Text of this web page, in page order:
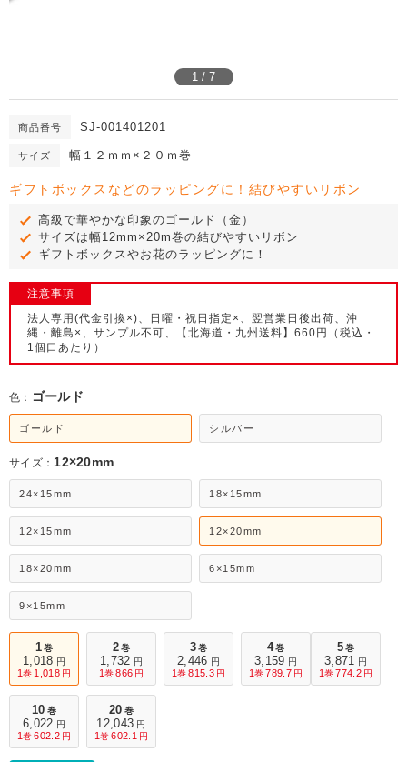
1 / 7
商品番号 SJ-001401201
サイズ 幅１２ｍｍ×２０ｍ巻
ギフトボックスなどのラッピングに！結びやすいリボン
高級で華やかな印象のゴールド（金）
サイズは幅12mm×20m巻の結びやすいリボン
ギフトボックスやお花のラッピングに！
注意事項
法人専用(代金引換×)、日曜・祝日指定×、翌営業日後出荷、沖
縄・離島×、サンプル不可、【北海道・九州送料】660円（税込・
1個口あたり）
色： ゴールド
ゴールド シルバー
サイズ： 12×20mm
24×15mm 18×15mm
12×15mm 12×20mm
18×20mm 6×15mm
9×15mm
1巻
1,018 円
1巻 1,018 円
2巻
1,732 円
1巻 866 円
3巻
2,446 円
1巻 815.3 円
4巻
3,159 円
1巻 789.7 円
5巻
3,871 円
1巻 774.2 円
10 巻
6,022 円
1巻 602.2 円
20 巻
12,043 円
1巻 602.1 円